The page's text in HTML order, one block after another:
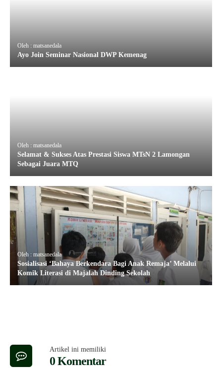
Oleh : matsanedala
Ayo Join Seminar Nasional DWP Kemenag
Oleh : matsanedala
Selamat & Sukses Atas Prestasi Siswa MTsN 2 Lamongan
Sebagai Juara MTQ
Oleh : matsanedala
Sosialisasi ‘Bahaya Berkendara Bagi Anak Remaja’ Melalui
Komik Literasi di Majalah Dinding Sekolah
Artikel ini memiliki
0 Komentar